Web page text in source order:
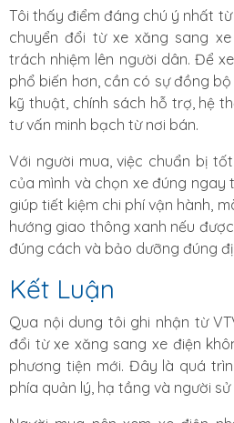
Tôi thấy điểm đáng chú ý nhất
chuyển đổi từ xe xăng sang
trách nhiệm lên người dân. Để
phổ biến hơn, cần có sự đồng
kỹ thuật, chính sách hỗ trợ, hệ
tư vấn minh bạch từ nơi bán.
Với người mua, việc chuẩn bị
của mình và chọn xe đúng ngay
giúp tiết kiệm chi phí vận hành,
hướng giao thông xanh nếu
đúng cách và bảo dưỡng đúng
Kết Luận
Qua nội dung tôi ghi nhận từ
đổi từ xe xăng sang xe điện
phương tiện mới. Đây là quá
phía quản lý, hạ tầng và người sử